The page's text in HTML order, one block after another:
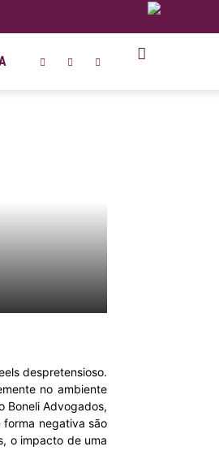
despretensioso.
no ambiente
Boneli Advogados,
negativa são
o impacto de uma